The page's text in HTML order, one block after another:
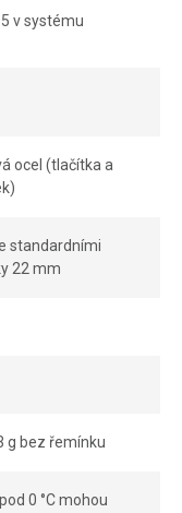
v systému
ocel (tlačítka a
standardními
22 mm
g bez řemínku
0 °C mohou